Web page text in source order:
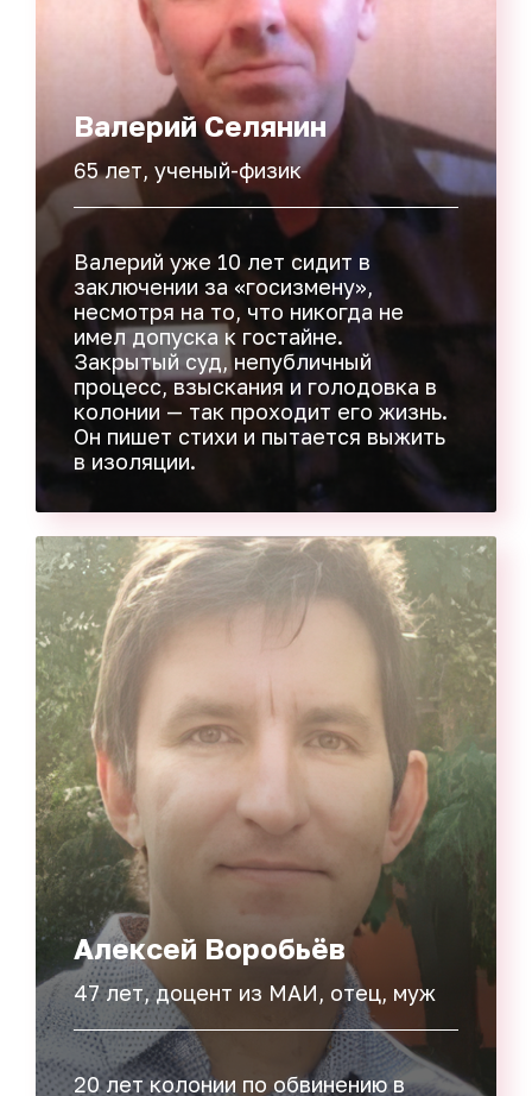
Валерий Селянин
65 лет, ученый-физик
Валерий уже 10 лет сидит в
заключении за «госизмену»,
несмотря на то, что никогда не
имел допуска к гостайне.
Закрытый суд, непубличный
процесс, взыскания и голодовка в
колонии — так проходит его жизнь.
Он пишет стихи и пытается выжить
в изоляции.
Алексей Воробьёв
47 лет, доцент из МАИ, отец, муж
20 лет колонии по обвинению в